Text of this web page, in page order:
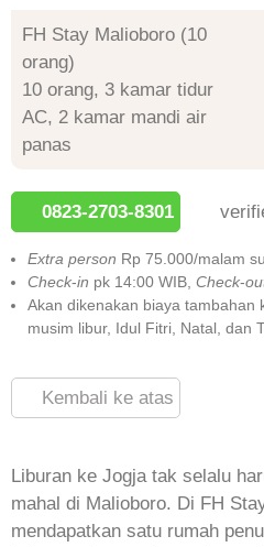
FH Stay Malioboro (10
orang)
10 orang, 3 kamar tidur
AC, 2 kamar mandi air
panas
0823-2703-8301
Extra person Rp 75.000/malam
Check-in pk 14:00 WIB, Check-
Akan dikenakan biaya tambahan
musim libur, Idul Fitri, Natal, dan
Kembali ke atas
Liburan ke Jogja tak selalu
mahal di Malioboro. Di FH
mendapatkan satu rumah